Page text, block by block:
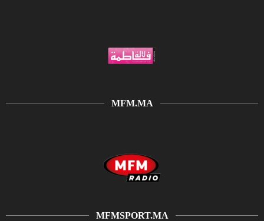
MFM.MA
MFMSPORT.MA